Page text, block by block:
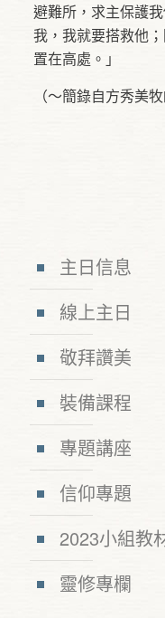
避難所，求主保護
我，我就要搭救他
置在高處。」
（～簡錄自方秀美
主日信息
線上主日
敬拜讚美
裝備課程
專題講座
信仰專題
2023小組教
靈修專欄